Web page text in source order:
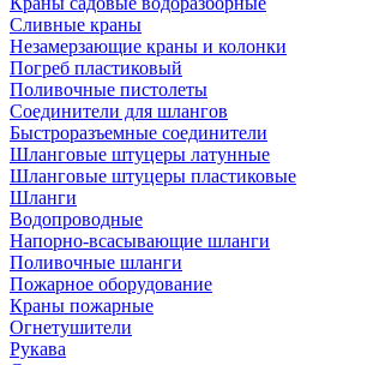
Сливные краны
Незамерзающие краны и колонки
Погреб пластиковый
Поливочные пистолеты
Соединители для шлангов
Быстроразъемные соединители
Шланговые штуцеры латунные
Шланговые штуцеры пластиковые
Шланги
Водопроводные
Напорно-всасывающие шланги
Поливочные шланги
Пожарное оборудование
Краны пожарные
Огнетушители
Рукава